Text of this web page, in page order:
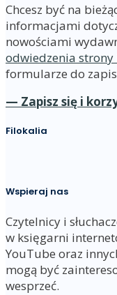
Chcesz być na
informacjami
nowościami
odwiedzenia
formularze do
— Zapisz się i
Filokalia
Wspieraj nas
Czytelnicy i
w księgarni
YouTube oraz
mogą być
wesprzeć.